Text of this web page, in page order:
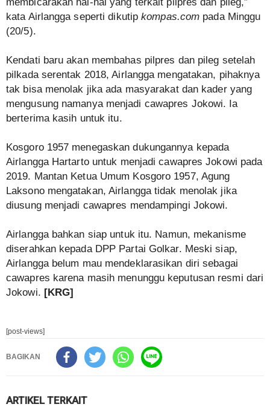
kata Airlangga seperti dikutipkompas.com pada Minggu
(20/5).
Kendati baru akan membahas pilpres dan pileg setelah
pilkada serentak 2018, Airlangga mengatakan, pihaknya
tak bisa menolak jika ada masyarakat dan kader yang
mengusung namanya menjadi cawapres Jokowi. Ia
berterima kasih untuk itu.
Kosgoro 1957 menegaskan dukungannya kepada
Airlangga Hartarto untuk menjadi cawapres Jokowi pada
2019. Mantan Ketua Umum Kosgoro 1957, Agung
Laksono mengatakan, Airlangga tidak menolak jika
diusung menjadi cawapres mendampingi Jokowi.
Airlangga bahkan siap untuk itu. Namun, mekanisme
diserahkan kepada DPP Partai Golkar. Meski siap,
Airlangga belum mau mendeklarasikan diri sebagai
cawapres karena masih menunggu keputusan resmi dari
Jokowi. [KRG]
[post-views]
BAGIKAN
ARTIKEL TERKAIT